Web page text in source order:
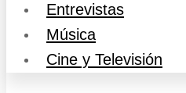
Entrevistas
Música
Cine y Televisión